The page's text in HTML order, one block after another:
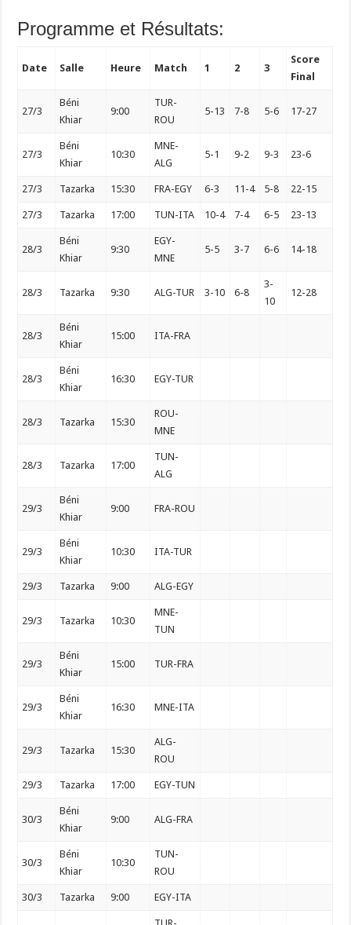
Programme et Résultats:
Date Salle Heure Match 1 2 3
Score
Final
27/3
Béni
Khiar
9:00
TUR-
ROU
5-13 7-8 5-6 17-27
27/3
Béni
Khiar
10:30
MNE-
ALG
5-1 9-2 9-3 23-6
27/3 Tazarka 15:30 FRA-EGY 6-3 11-4 5-8 22-15
27/3 Tazarka 17:00 TUN-ITA 10-4 7-4 6-5 23-13
28/3
Béni
Khiar
9:30
EGY-
MNE
5-5 3-7 6-6 14-18
28/3 Tazarka 9:30 ALG-TUR 3-10 6-8
3-
10
12-28
28/3
Béni
Khiar
15:00 ITA-FRA
28/3
Béni
Khiar
16:30 EGY-TUR
28/3 Tazarka 15:30
ROU-
MNE
28/3 Tazarka 17:00
TUN-
ALG
29/3
Béni
Khiar
9:00 FRA-ROU
29/3
Béni
Khiar
10:30 ITA-TUR
29/3 Tazarka 9:00 ALG-EGY
29/3 Tazarka 10:30
MNE-
TUN
29/3
Béni
Khiar
15:00 TUR-FRA
29/3
Béni
Khiar
16:30 MNE-ITA
29/3 Tazarka 15:30
ALG-
ROU
29/3 Tazarka 17:00 EGY-TUN
30/3
Béni
Khiar
9:00 ALG-FRA
30/3
Béni
Khiar
10:30
TUN-
ROU
30/3 Tazarka 9:00 EGY-ITA